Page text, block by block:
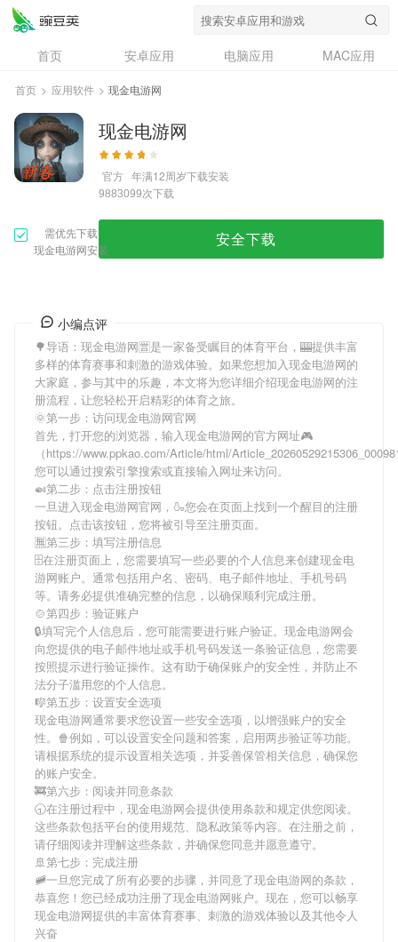
首页 安卓应用 电脑应用
MAC应用
资讯
专题
问答
首页 > 应用软件 > 现金电游网
现金电游网
官方 年满12周岁下载安装
9883099次下载
需优先下载
现金电游网安装
安全下载
小编点评
🌳导语： 现金电游网🈺是一家备受瞩目的体育平台，🎰提供丰富
多样的体育赛事和刺激的游戏体验。如果您想加入现金电游网的
大家庭，参与其中的乐趣，本文将为您详细介绍现金电游网的注
册流程，让您轻松开启精彩的体育之旅。
🌞第一步：访问现金电游网官网
首先，打开您的浏览器，输入现金电游网的官方网址🎮
（https://www.ppkao.com/Article/html/
您可以通过搜索引擎搜索或直接输入网址来访问。
🍛第二步：点击注册按钮
一旦进入现金电游网官网，🍶您会在页面上找到一个醒目的注册
按钮。点击该按钮，您将被引导至注册页面。
🈚第三步：填写注册信息
🗄在注册页面上，您需要填写一些必要的个人信息来创建现金电
游网账户。通常包括用户名、密码、电子邮件地址、手机号码
等。请务必提供准确完整的信息，以确保顺利完成注册。
🍲第四步：验证账户
🔒填写完个人信息后，您可能需要进行账户验证。 现金电游网会
向您提供的电子邮件地址或手机号码发送一条验证信息，您需要
按照提示进行验证操作。这有助于确保账户的安全性，并防止不
法分子滥用您的个人信息。
🎼第五步：设置安全选项
现金电游网通常要求您设置一些安全选项，以增强账户的安全
性。🍿例如，可以设置安全问题和答案，启用两步验证等功能。
请根据系统的提示设置相关选项，并妥善保管相关信息，确保您
的账户安全。
🚒第六步：阅读并同意条款
🕤在注册过程中， 现金电游网会提供使用条款和规定供您阅读。
这些条款包括平台的使用规范、隐私政策等内容。在注册之前，
请仔细阅读并理解这些条款，并确保您同意并愿意遵守。
🚢第七步：完成注册
🚞一旦您完成了所有必要的步骤，并同意了现金电游网的条款，
恭喜您！您已经成功注册了现金电游网账户。现在，您可以畅享
现金电游网提供的丰富体育赛事、刺激的游戏体验以及其他令人
兴奋